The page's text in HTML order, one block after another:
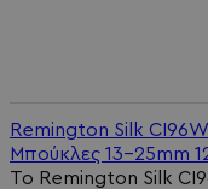
Remington Silk
Μπούκλες 13-25mm
Το Remington Silk